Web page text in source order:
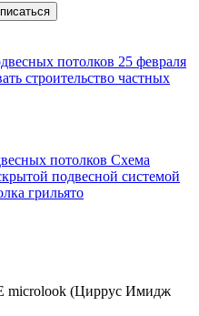
потолков 25 февраля
строительство частных
потолков Схема
подвесной системой
грильято
microlook (Циррус Имидж